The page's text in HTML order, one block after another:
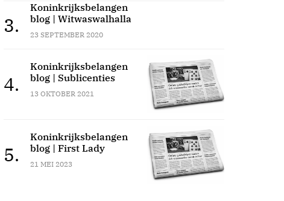
3.
Koninkrijksbelangen
blog | Witwaswalhalla
23 SEPTEMBER 2020
4.
Koninkrijksbelangen
blog | Sublicenties
13 OKTOBER 2021
5.
Koninkrijksbelangen
blog | First Lady
21 MEI 2023